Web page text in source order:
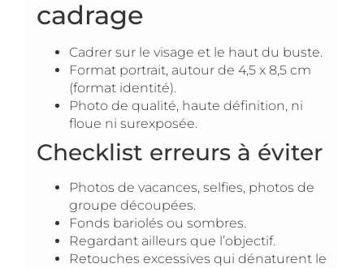
cadrage
Cadrer sur le visage et le haut du buste.
Format portrait, autour de 4,5 x 8,5 cm
(format identité).
Photo de qualité, haute définition, ni
floue ni surexposée.
Checklist erreurs à éviter
Photos de vacances, selfies, photos de
groupe découpées.
Fonds bariolés ou sombres.
Regardant ailleurs que l’objectif.
Retouches excessives qui dénaturent le